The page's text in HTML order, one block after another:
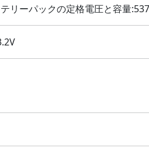
リーパックの定格電圧と容量